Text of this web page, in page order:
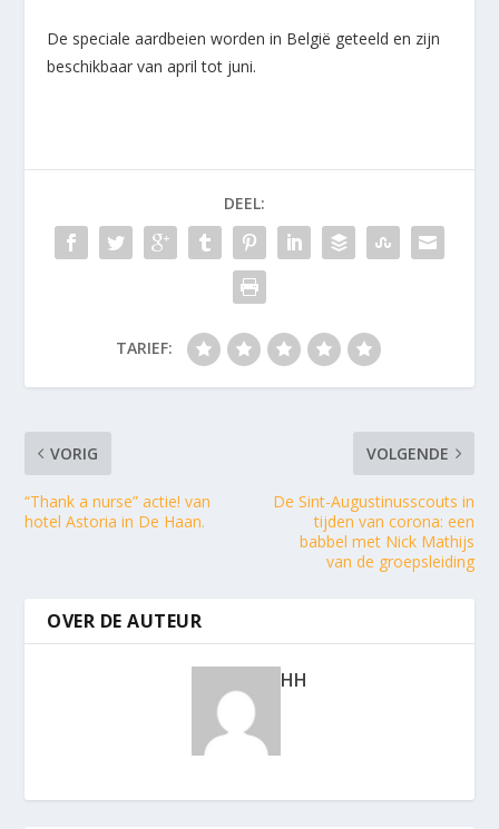
De speciale aardbeien worden in België geteeld en zijn
beschikbaar van april tot juni.
DEEL:
TARIEF:
VORIG
“Thank a nurse” actie! van
hotel Astoria in De Haan.
VOLGENDE
De Sint-Augustinusscouts in
tijden van corona: een
babbel met Nick Mathijs
van de groepsleiding
OVER DE AUTEUR
HH